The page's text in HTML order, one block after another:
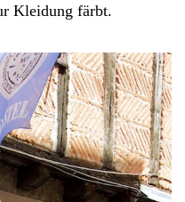
Kleidung färbt.